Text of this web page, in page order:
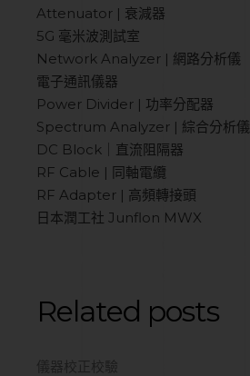
Attenuator | 衰減器
5G 毫米波測試室
Network Analyzer | 網路分析儀
電子通訊儀器
Power Divider | 功率分配器
Spectrum Analyzer | 綜合分析儀
DC Block｜直流阻隔器
RF Cable | 同軸電纜
RF Adapter | 高頻轉接頭
日本潤工社 Junflon MWX
Related posts
儀器校正校驗